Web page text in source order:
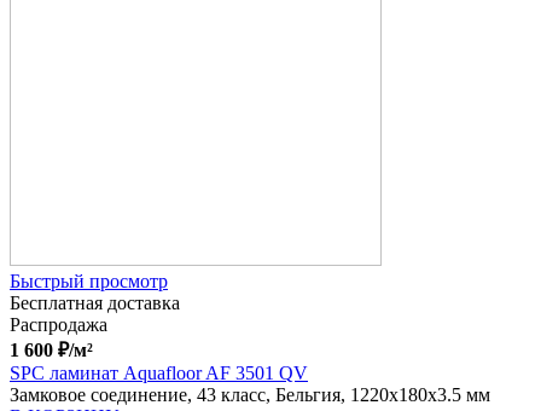
Быстрый просмотр
Бесплатная доставка
Распродажа
1 600 ₽/м²
SPC ламинат Aquafloor AF 3501 QV
Замковое соединение, 43 класс, Бельгия, 1220x180x3.5 мм